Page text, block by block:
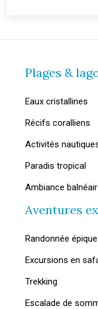
Plages &
Eaux cristallines
Récifs coralliens
Activités
Paradis tropical
Ambiance
Aventures
Randonnée épique
Excursions en
Trekking
Escalade de